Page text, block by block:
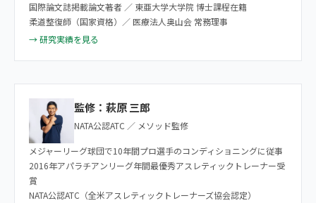
国際論文誌掲載論文著者 ／ 東亜大学大学院 博士課程在籍
柔道整復師（国家資格）／ 医療法人奥山会 常務理事
→ 研究実績を見る
監修：萩原 三郎
NATA公認ATC ／ メソッド監修
メジャーリーグ球団で10年間プロ選手のコンディショニングに従事
2016年アパラチアンリーグ年間最優秀アスレティックトレーナー受
賞
NATA公認ATC（全米アスレティックトレーナーズ協会認定）